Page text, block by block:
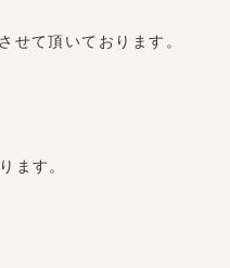
て頂いております。
ます。